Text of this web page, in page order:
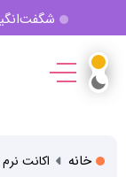
خانه اکانت نرم